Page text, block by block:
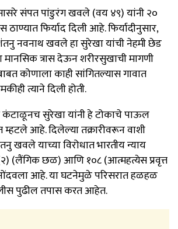
संपत पांडुरंग खवले (वय ४९) यांनी २०
ठाण्यात फिर्याद दिली आहे. फिर्यादीनुसार,
नवनाथ खवले हा सुरेखा यांची नेहमी छेड
मानसिक त्रास देऊन शरीरसुखाची मागणी
कोणाला काही सांगितल्यास गावात
त्याने दिली होती.
कंटाळूनच सुरेखा यांनी हे टोकाचे पाऊल
म्हटले आहे. दिलेल्या तक्रारीवरून वाशी
खवले याच्या विरोधात भारतीय न्याय
(लैंगिक छळ) आणि १०८ (आत्महत्येस प्रवृत्त
आहे. या घटनेमुळे परिसरात हळहळ
पुढील तपास करत आहेत.